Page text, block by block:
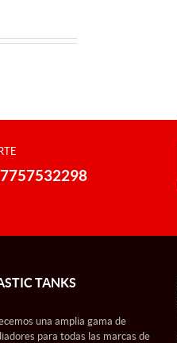
TANKS
una amplia gama de
para todas las marcas de